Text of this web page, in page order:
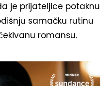
je prijateljice potaknu
samačku rutinu
romansu.